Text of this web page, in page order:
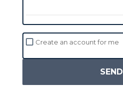
Create an account for me
SEND